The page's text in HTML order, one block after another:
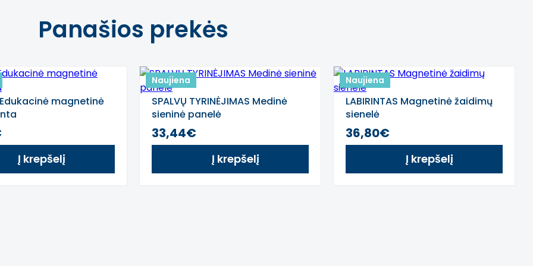
už galimas klaidas, vyksta redagavimas.
Panašios prekės
Edukacinė magnetinė
Į krepšelį
Naujiena
SPALVŲ TYRINĖJIMAS Medinė
sieninė panelė
33,44€
Į krepšelį
Naujiena
LABIRINTAS Magnetinė žaidimų
sienelė
36,80€
Į krepšelį